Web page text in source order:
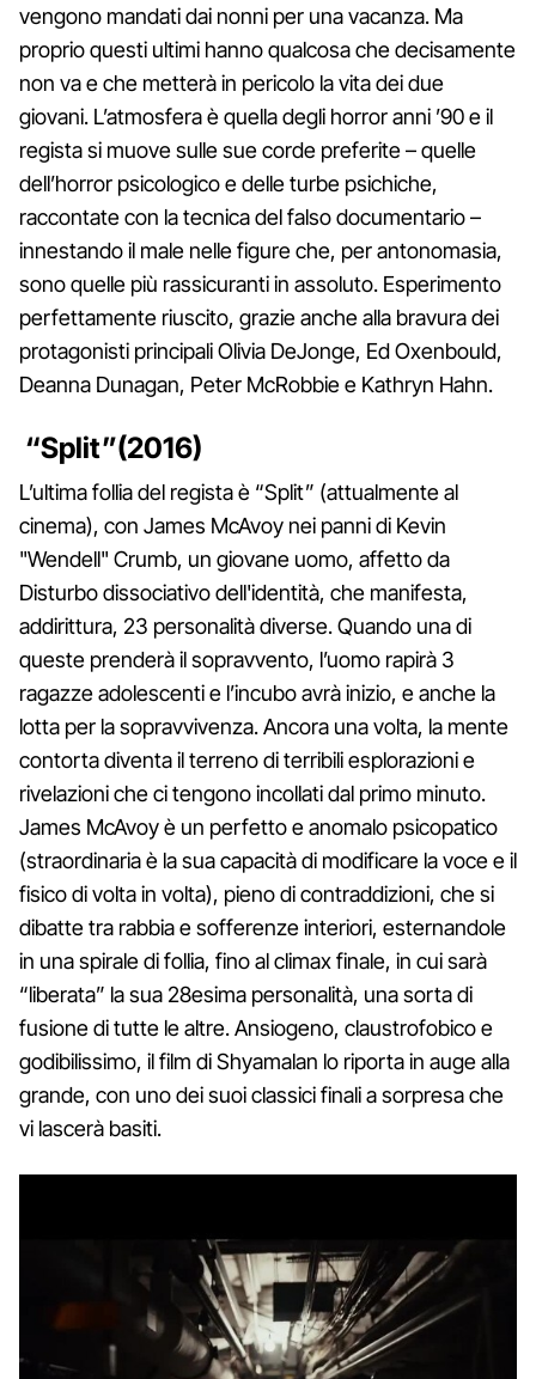
vengono mandati dai nonni per una vacanza. Ma
proprio questi ultimi hanno qualcosa che decisamente
non va e che metterà in pericolo la vita dei due
giovani. L’atmosfera è quella degli horror anni ’90 e il
regista si muove sulle sue corde preferite – quelle
dell’horror psicologico e delle turbe psichiche,
raccontate con la tecnica del falso documentario –
innestando il male nelle figure che, per antonomasia,
sono quelle più rassicuranti in assoluto. Esperimento
perfettamente riuscito, grazie anche alla bravura dei
protagonisti principali Olivia DeJonge, Ed Oxenbould,
Deanna Dunagan, Peter McRobbie e Kathryn Hahn.
“Split”(2016)
L’ultima follia del regista è “Split” (attualmente al
cinema), con James McAvoy nei panni di Kevin
"Wendell" Crumb, un giovane uomo, affetto da
Disturbo dissociativo dell'identità, che manifesta,
addirittura, 23 personalità diverse. Quando una di
queste prenderà il sopravvento, l’uomo rapirà 3
ragazze adolescenti e l’incubo avrà inizio, e anche la
lotta per la sopravvivenza. Ancora una volta, la mente
contorta diventa il terreno di terribili esplorazioni e
rivelazioni che ci tengono incollati dal primo minuto.
James McAvoy è un perfetto e anomalo psicopatico
(straordinaria è la sua capacità di modificare la voce e il
fisico di volta in volta), pieno di contraddizioni, che si
dibatte tra rabbia e sofferenze interiori, esternandole
in una spirale di follia, fino al climax finale, in cui sarà
“liberata” la sua 28esima personalità, una sorta di
fusione di tutte le altre. Ansiogeno, claustrofobico e
godibilissimo, il film di Shyamalan lo riporta in auge alla
grande, con uno dei suoi classici finali a sorpresa che
vi lascerà basiti.